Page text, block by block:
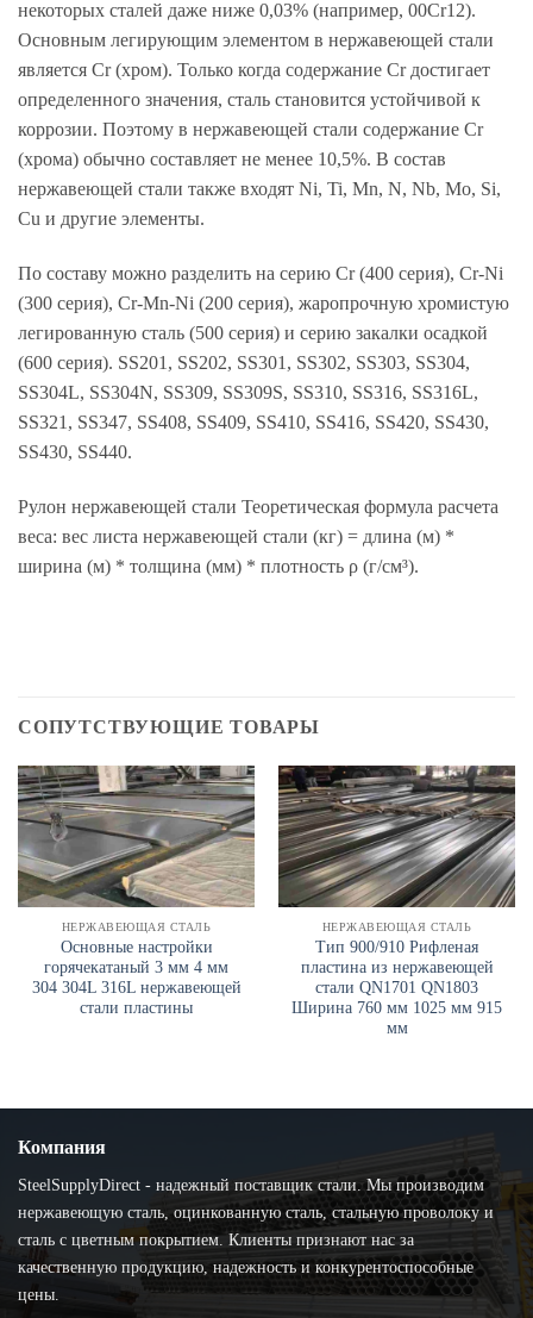
некоторых сталей даже ниже 0,03% (например, 00Cr12).
Основным легирующим элементом в нержавеющей стали
является Cr (хром). Только когда содержание Cr достигает
определенного значения, сталь становится устойчивой к
коррозии. Поэтому в нержавеющей стали содержание Cr
(хрома) обычно составляет не менее 10,5%. В состав
нержавеющей стали также входят Ni, Ti, Mn, N, Nb, Mo, Si,
Cu и другие элементы.
По составу можно разделить на серию Cr (400 серия), Cr-Ni
(300 серия), Cr-Mn-Ni (200 серия), жаропрочную хромистую
легированную сталь (500 серия) и серию закалки осадкой
(600 серия). SS201, SS202, SS301, SS302, SS303, SS304,
SS304L, SS304N, SS309, SS309S, SS310, SS316, SS316L,
SS321, SS347, SS408, SS409, SS410, SS416, SS420, SS430,
SS430, SS440.
Рулон нержавеющей стали Теоретическая формула расчета
веса: вес листа нержавеющей стали (кг) = длина (м) *
ширина (м) * толщина (мм) * плотность ρ (г/см³).
СОПУТСТВУЮЩИЕ ТОВАРЫ
НЕРЖАВЕЮЩАЯ СТАЛЬ
Основные настройки
горячекатаный 3 мм 4 мм
304 304L 316L нержавеющей
стали пластины
НЕРЖАВЕЮЩАЯ СТАЛЬ
Тип 900/910 Рифленая
пластина из нержавеющей
стали QN1701 QN1803
Ширина 760 мм 1025 мм 915
мм
Компания
SteelSupplyDirect - надежный поставщик стали. Мы производим
нержавеющую сталь, оцинкованную сталь, стальную проволоку и
сталь с цветным покрытием. Клиенты признают нас за
качественную продукцию, надежность и конкурентоспособные
цены.